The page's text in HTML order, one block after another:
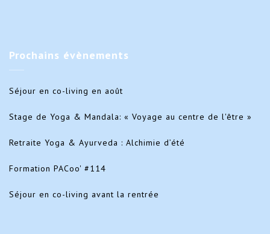
Prochains évènements
Séjour en co-living en août
Stage de Yoga & Mandala: « Voyage au centre de l'être »
Retraite Yoga & Ayurveda : Alchimie d’été
Formation PACoo' #114
Séjour en co-living avant la rentrée